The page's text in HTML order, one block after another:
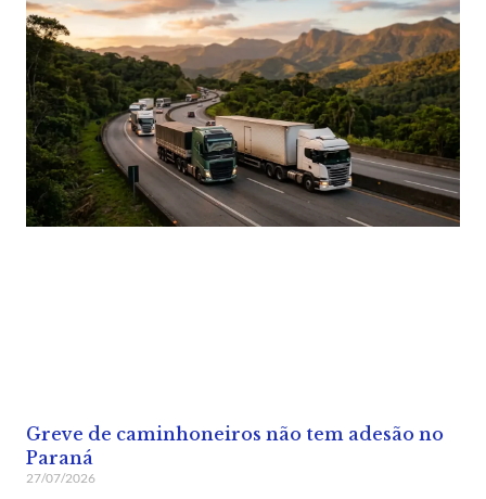
Greve de caminhoneiros não tem adesão no
Paraná
27/07/2026